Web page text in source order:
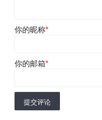
你的昵称*
你的邮箱*
提交评论